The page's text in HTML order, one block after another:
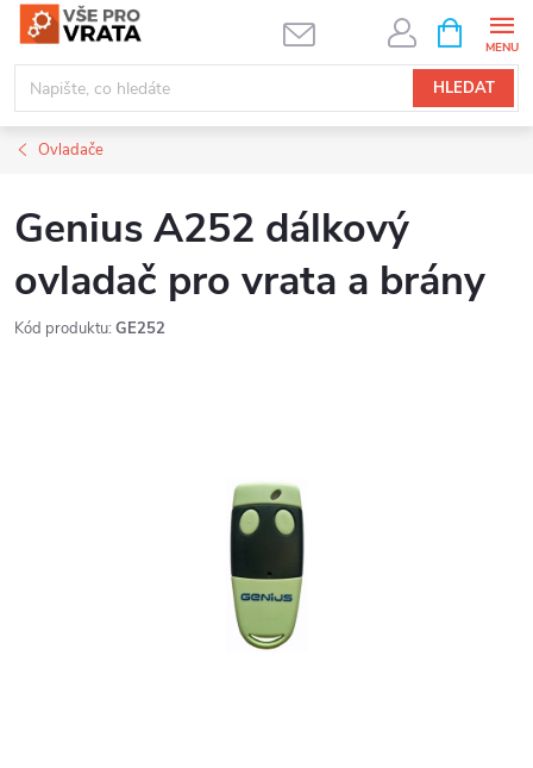
Přejít
obsah
HLEDAT
NÁKUPNÍ
KOŠÍK
Ovladače
Genius A252 dálkový
ovladač pro vrata a brány
Kód produktu: GE252